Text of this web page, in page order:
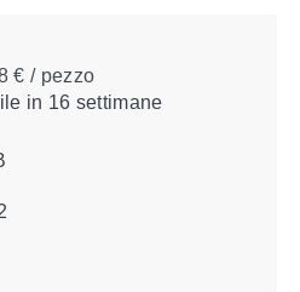
€ / pezzo
in 16 settimane